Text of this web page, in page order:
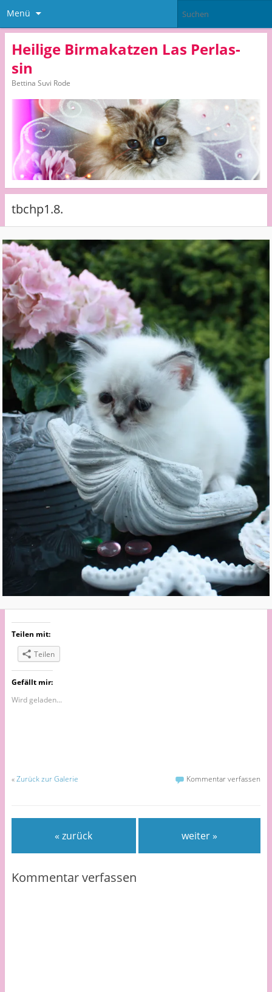
Menü
Heilige Birmakatzen Las Perlas-
sin
Bettina Suvi Rode
tbchp1.8.
Teilen mit:
Teilen
Gefällt mir:
Wird geladen...
«Zurück zur Galerie Kommentar verfassen
« zurück weiter »
Kommentar verfassen